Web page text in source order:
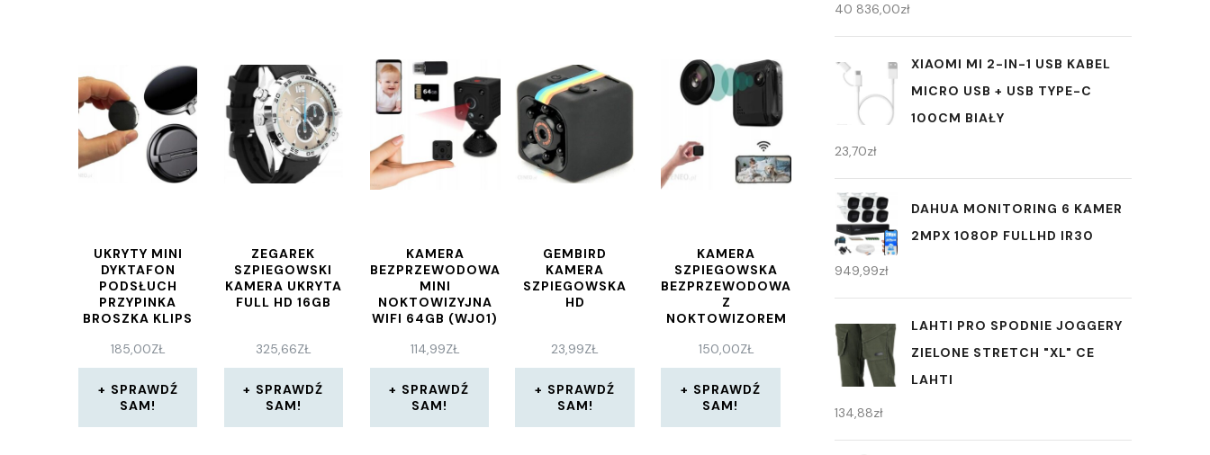
UKRYTY MINI
DYKTAFON
PODSŁUCH
PRZYPINKA
BROSZKA KLIPS
185,00ZŁ
SPRAWDŹ
SAM!
ZEGAREK
SZPIEGOWSKI
KAMERA UKRYTA
FULL HD 16GB
325,66ZŁ
SPRAWDŹ
SAM!
KAMERA
BEZPRZEWODOWA
MINI
NOKTOWIZYJNA
WIFI 64GB (WJ01)
114,99ZŁ
SPRAWDŹ
SAM!
GEMBIRD
KAMERA
SZPIEGOWSKA
HD
23,99ZŁ
SPRAWDŹ
SAM!
KAMERA
SZPIEGOWSKA
BEZPRZEWODOWA
Z
NOKTOWIZOREM
150,00ZŁ
SPRAWDŹ
SAM!
40 836,00zł
XIAOMI MI 2-IN-1 USB KABEL
MICRO USB + USB TYPE-C
100CM BIAŁY
23,70zł
DAHUA MONITORING 6 KAMER
2MPX 1080P FULLHD IR30
949,99zł
LAHTI PRO SPODNIE JOGGERY
ZIELONE STRETCH "XL" CE
LAHTI
134,88zł